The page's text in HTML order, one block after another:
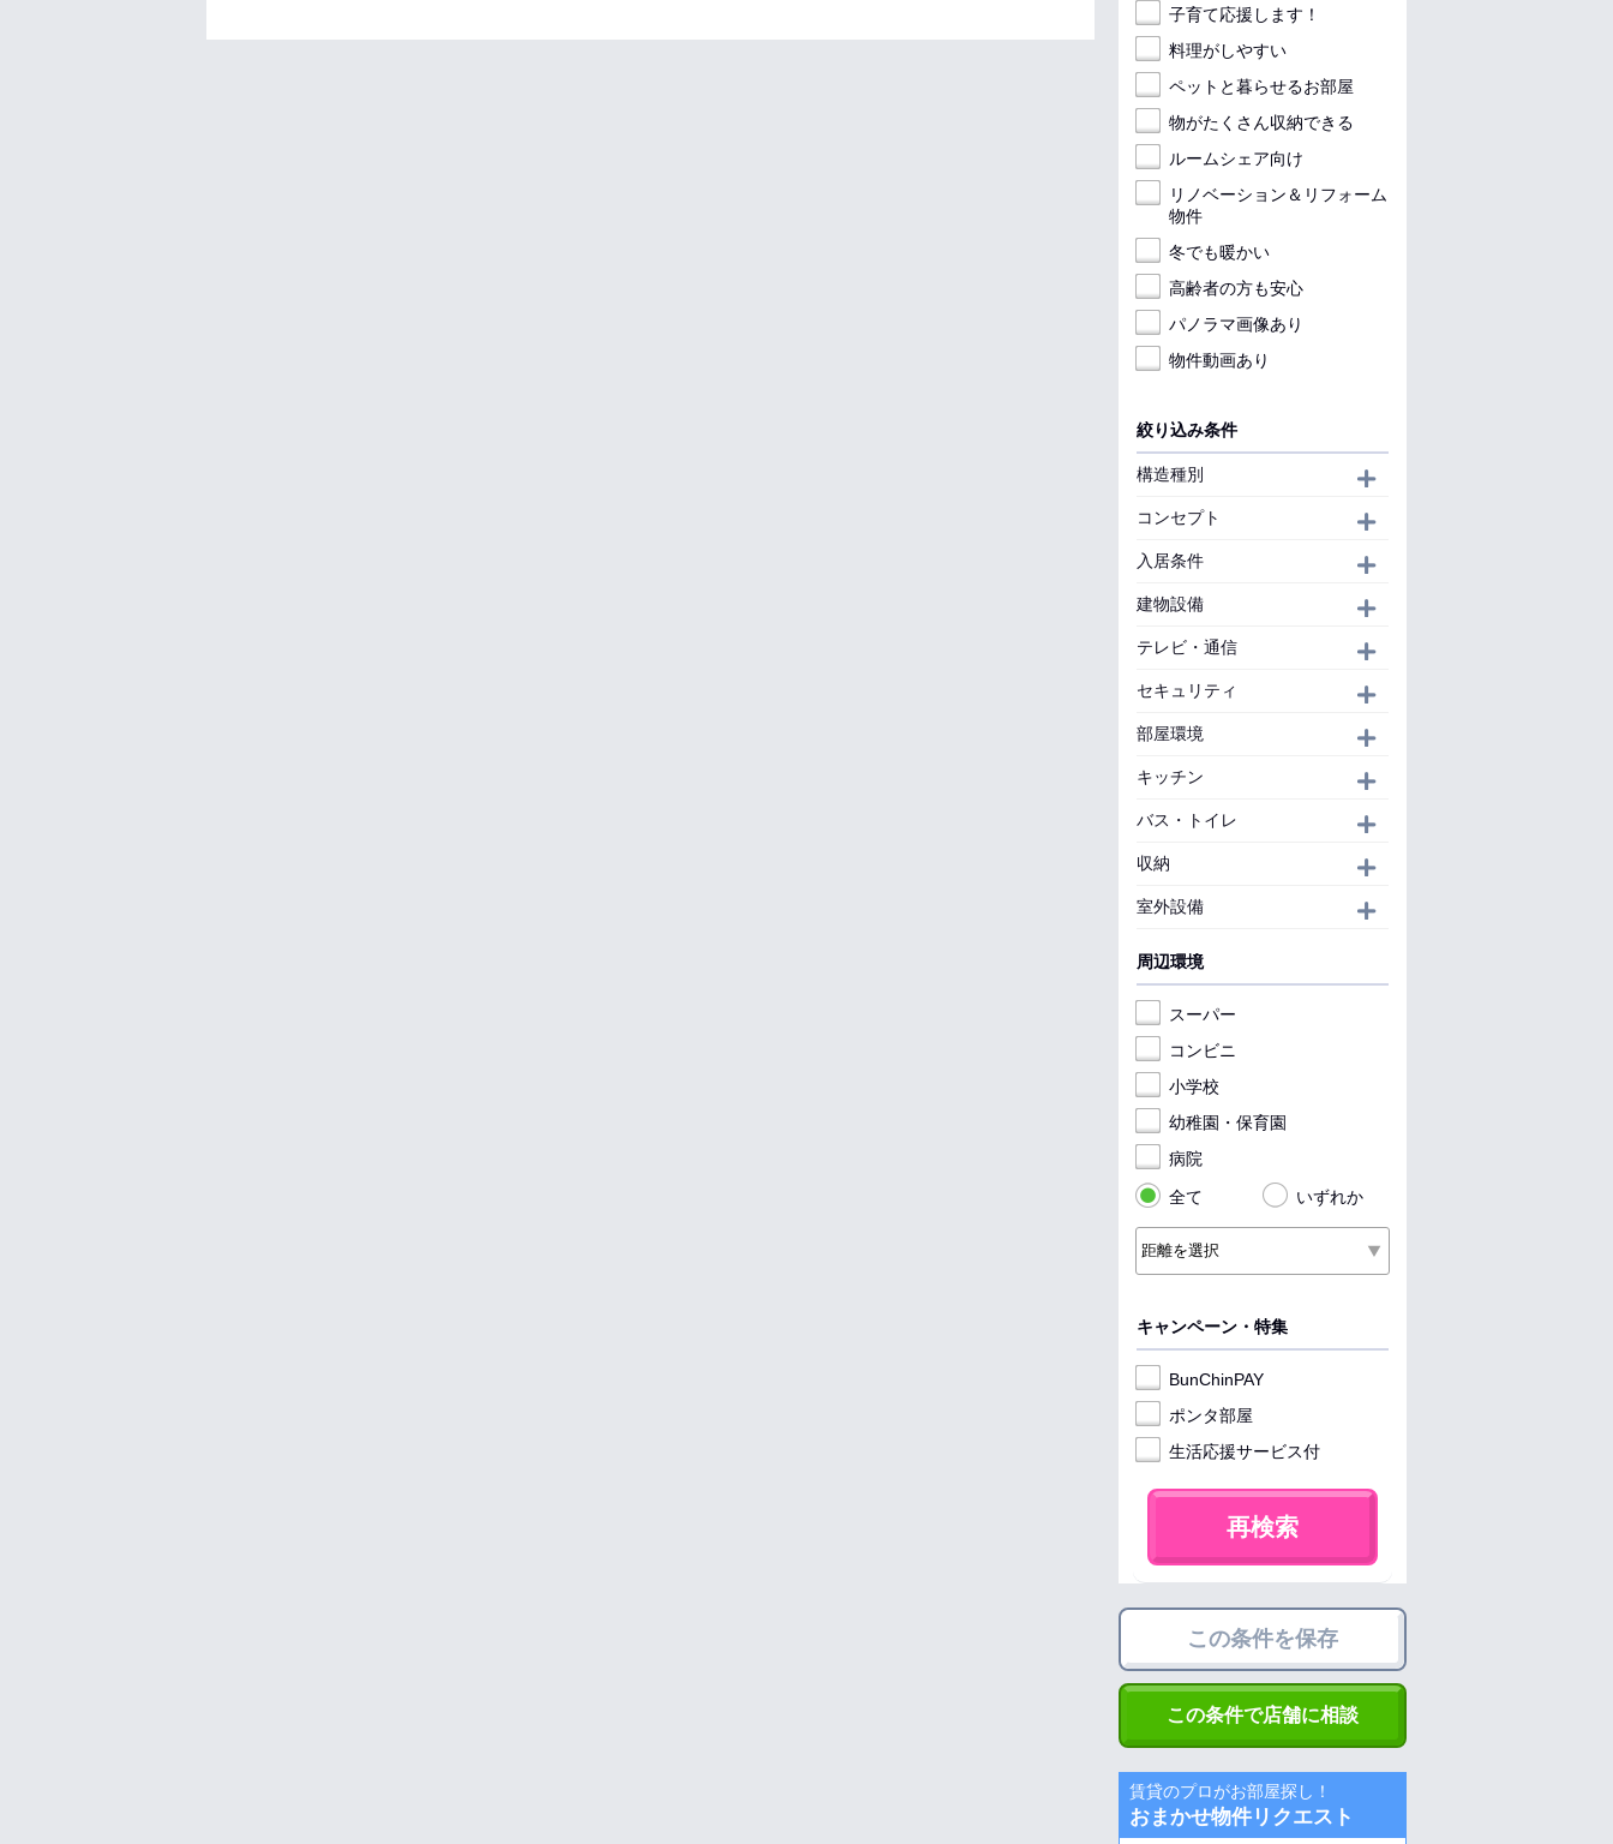
子育て応援します！
料理がしやすい
ペットと暮らせるお部屋
物がたくさん収納できる
ルームシェア向け
リノベーション＆リフォーム
物件
冬でも暖かい
高齢者の方も安心
パノラマ画像あり
物件動画あり
絞り込み条件
構造種別
コンセプト
入居条件
建物設備
テレビ・通信
セキュリティ
部屋環境
キッチン
バス・トイレ
収納
室外設備
周辺環境
スーパー
コンビニ
小学校
幼稚園・保育園
病院
全て
いずれか
キャンペーン・特集
BunChinPAY
ポンタ部屋
生活応援サービス付
再検索
この条件を保存
この条件で店舗に相談
賃貸のプロがお部屋探し！
おまかせ物件リクエスト